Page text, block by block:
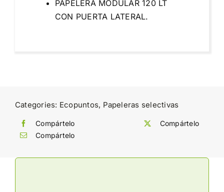
PAPELERA MODULAR 120 LT
CON PUERTA LATERAL.
Categories: Ecopuntos, Papeleras selectivas
Compártelo
Compártelo
Compártelo